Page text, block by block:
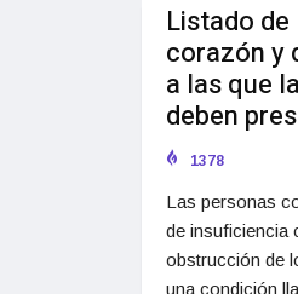
Listado
corazón y
a las que
deben
1378
Las personas
de insuficiencia
obstrucción de
una condición